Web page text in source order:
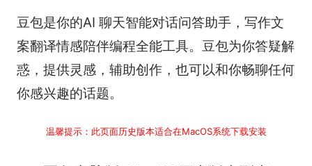
豆包是你的AI 聊天智能对话问答助手，写作文
案翻译情感陪伴编程全能工具。豆包为你答疑解
惑，提供灵感，辅助创作，也可以和你畅聊任何
你感兴趣的话题。
温馨提示：此页面历史版本适合在MacOS系统下载安装